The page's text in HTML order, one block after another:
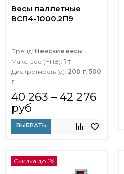
Весы паллетные
ВСП4-1000.2П9
Бренд: Невские весы
Макс. вес (НПВ): 1 т
Дискретность (d): 200 г, 500
г
40 263 – 42 276
руб
ВЫБРАТЬ
Скидка до 1%